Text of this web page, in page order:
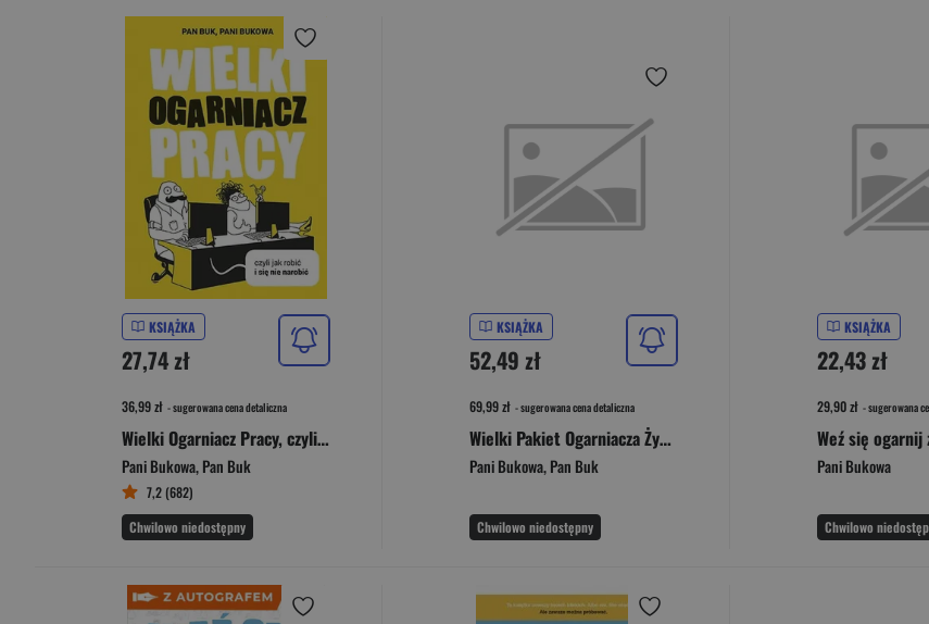
KSIĄŻKA
27,74 zł
36,99 zł - sugerowana cena detaliczna
Wielki Ogarniacz Pracy, czyli jak robić i się nie narobić
Pani Bukowa,Pan Buk
7,2 (682)
Chwilowo niedostępny
KSIĄŻKA
52,49 zł
69,99 zł - sugerowana cena detaliczna
Wielki Pakiet Ogarniacza Życia
Pani Bukowa,Pan Buk
Chwilowo niedostępny
KSIĄŻKA
22,43 zł
29,90 zł - sugerowana
Weź się
Pani Bukowa
Chwilowo